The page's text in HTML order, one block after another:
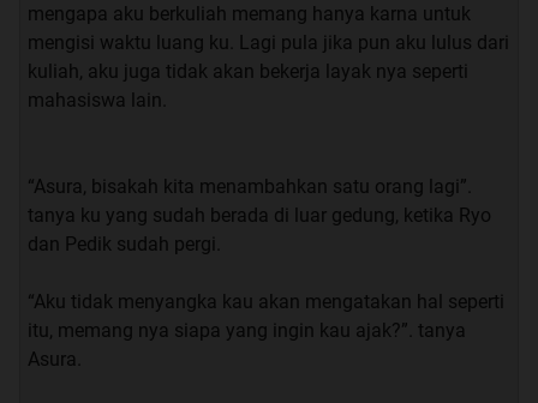
“ehh jangan, ntar aku gimana, masa bengang-bengong
lagi di kosan, mana lagi gak ada kuota”. Saut Firman.
“hahaha sabar ya man.” Saut ku.
makan siang kami, sampai akhir nya Firman
menyenggol tangan ku, hingga membuat sendok ku
jatuh ke lantai.
“Set.. dah….. kenapa sih man bahagia amat ngerjain aku
kaya nya ya?” saut ku yang sedikit kesal.
mengapa aku berkuliah memang hanya karna untuk
mengisi waktu luang ku. Lagi pula jika pun aku lulus dari
kuliah, aku juga tidak akan bekerja layak nya seperti
mahasiswa lain.
“Asura, bisakah kita menambahkan satu orang lagi”.
tanya ku yang sudah berada di luar gedung, ketika Ryo
dan Pedik sudah pergi.
“Aku tidak menyangka kau akan mengatakan hal seperti
itu, memang nya siapa yang ingin kau ajak?”. tanya
Asura.